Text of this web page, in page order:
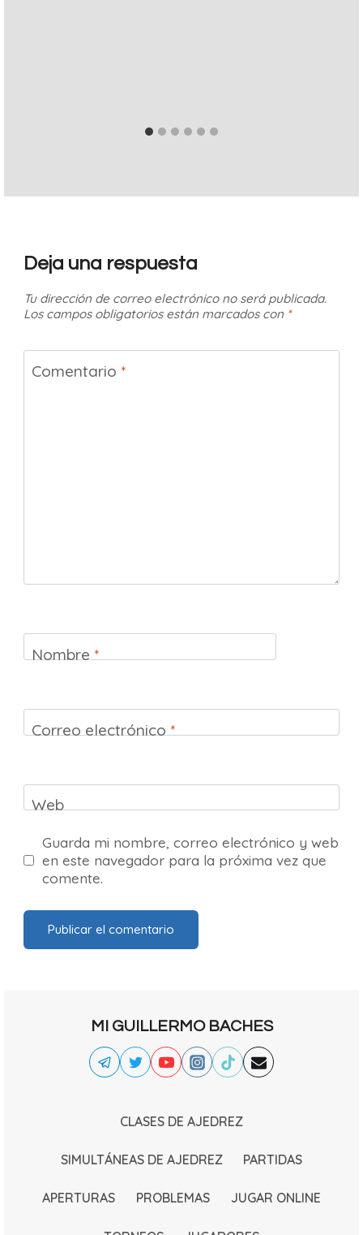
Deja una respuesta
Tu dirección de correo electrónico no será publicada.
Los campos obligatorios están marcados con *
Comentario *
Nombre *
Correo electrónico *
Web
Guarda mi nombre, correo electrónico y web
en este navegador para la próxima vez que
comente.
MI GUILLERMO BACHES
CLASES DE AJEDREZ
SIMULTÁNEAS DE AJEDREZ PARTIDAS
APERTURAS PROBLEMAS JUGAR ONLINE